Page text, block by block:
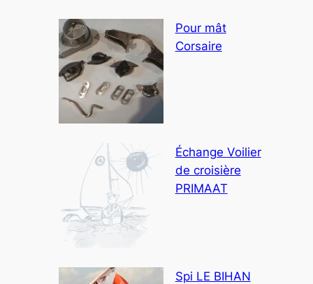
Pour mât
Corsaire
Échange Voilier
de croisière
PRIMAAT
Spi LE BIHAN